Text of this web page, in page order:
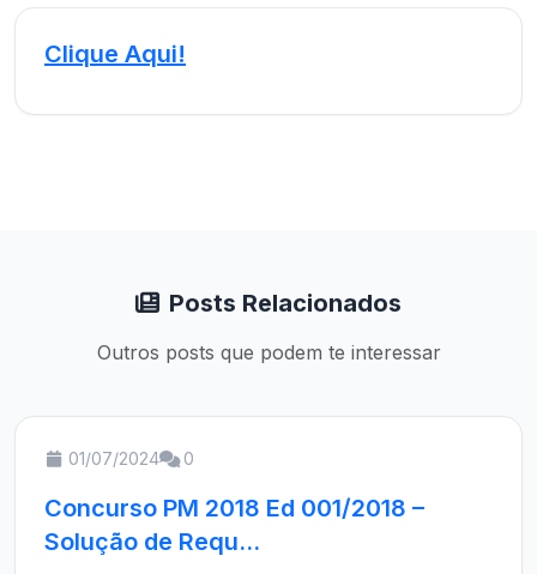
Clique Aqui!
Posts Relacionados
Outros posts que podem te interessar
01/07/2024 0
Concurso PM 2018 Ed 001/2018 –
Solução de Requ...